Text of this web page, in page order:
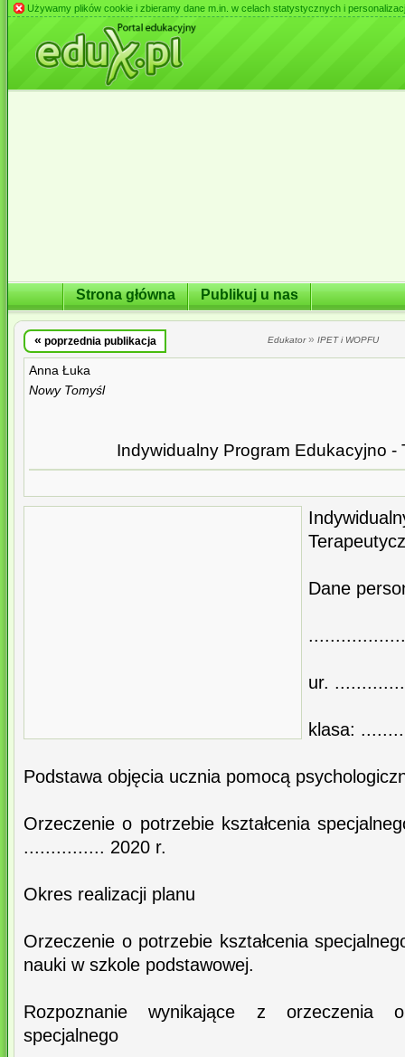
Używamy plików cookie i zbieramy dane m.in. w celach statystycznych i
Strona główna Publikuj u nas
« poprzednia publikacja Edukator» IPET i WOPFU
Anna Łuka
Nowy Tomyśl
Indywidualny Program Edukacyjno -
Dane
ur.
klasa: ........
Podstawa objęcia ucznia pomocą
Orzeczenie o potrzebie kształcenia
............... 2020 r.
Okres realizacji planu
Orzeczenie o potrzebie kształcenia
nauki w szkole podstawowej.
Rozpoznanie wynikające z orzeczenia
specjalnego